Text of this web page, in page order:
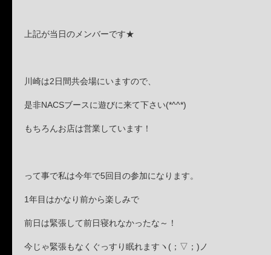
上記が当日のメンバーです★
川崎は2日間共会場にいますので、
是非NACSブースに遊びに来て下さい(*^^*)
もちろんお店は営業しています！
って事で私は今年で5回目の参加になります。
1年目はかなり前から楽しみで
前日は緊張して前日寝れなかったな～！
今じゃ緊張もなくぐっすり眠れますヽ(；▽；)ノ